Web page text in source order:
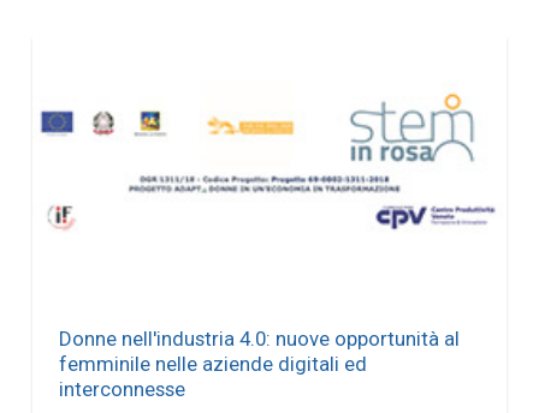
Donne nell'industria 4.0: nuove opportunità al
femminile nelle aziende digitali ed
interconnesse